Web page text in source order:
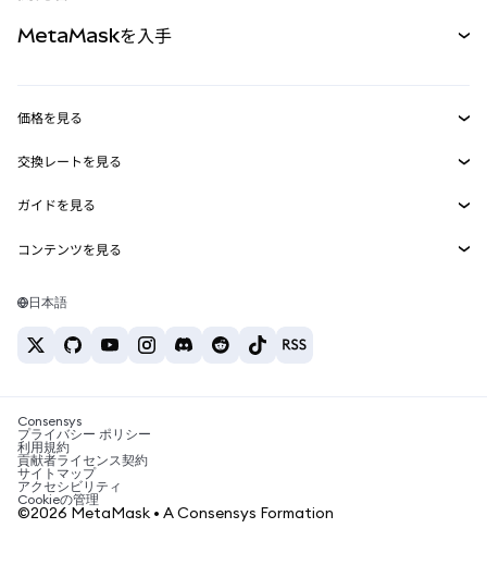
パーペチュアル
RWA
MetaMask Connect
Snaps
Web3サービス
MetaMaskを入手
セキュリティ
サポート
キャリア
お問い合わせ
価格を見る
イーサリアムの価格
Solanaの価格
Tetherの価格
交換レートを見る
ETH→USD
USDT→INR
BTC→INR
ETH→USDT
ガイドを見る
ETHの購入
USDTの購入
SHIBの購入
BNBの購入
コンテンツを見る
Solanaウォレット
税制関連ニュース
暗号資産の購入方法は？
ビットコインを売るには？
日本語
Consensys
プライバシー ポリシー
利用規約
貢献者ライセンス契約
サイトマップ
アクセシビリティ
Cookieの管理
©2026 MetaMask • A Consensys Formation